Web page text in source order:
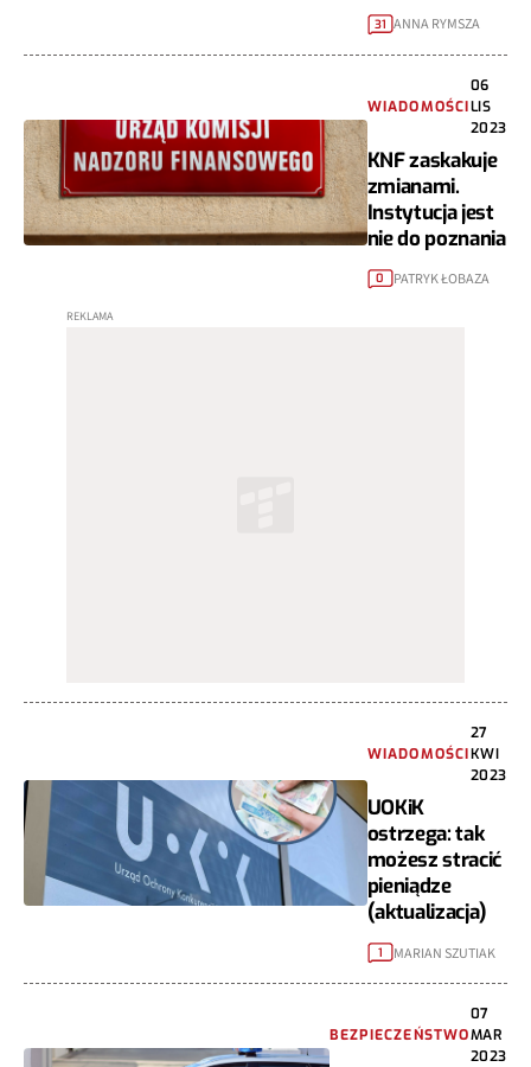
31 ANNA RYMSZA
WIADOMOŚCI
06
LIS
2023
KNF zaskakuje
zmianami.
Instytucja jest
nie do poznania
0 PATRYK ŁOBAZA
WIADOMOŚCI
27
KWI
2023
UOKiK
ostrzega: tak
możesz stracić
pieniądze
(aktualizacja)
1 MARIAN SZUTIAK
BEZPIECZEŃSTWO
07
MAR
2023